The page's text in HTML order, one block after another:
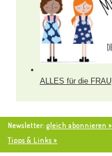
ALLES für die FRAU
Newsletter:gleich abonnieren »
Tipps & Links »